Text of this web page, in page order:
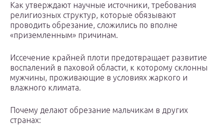
Как утверждают научные источники, требования
религиозных структур, которые обязывают
проводить обрезание, сложились по вполне
«приземленным» причинам.
Иссечение крайней плоти предотвращает развитие
воспалений в паховой области, к которому склонны
мужчины, проживающие в условиях жаркого и
влажного климата.
Почему делают обрезание мальчикам в других
странах: